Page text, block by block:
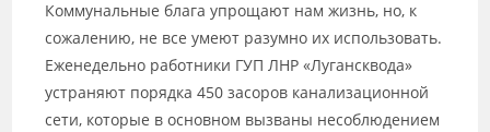
Коммунальные блага упрощают нам жизнь, но, к
сожалению, не все умеют разумно их использовать.
Еженедельно работники ГУП ЛНР «Лугансквода»
устраняют порядка 450 засоров канализационной
сети, которые в основном вызваны несоблюдением